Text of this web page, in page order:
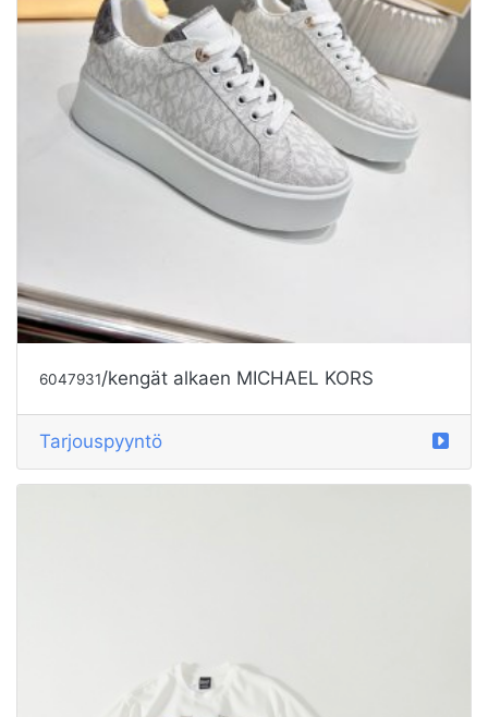
6047931/kengät alkaen MICHAEL KORS
Tarjouspyyntö